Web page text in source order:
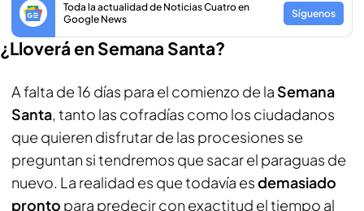
Toda la actualidad de Noticias Cuatro en
Google News
Síguenos
¿Lloverá en Semana Santa?
A falta de 16 días para el comienzo de la Semana
Santa, tanto las cofradías como los ciudadanos
que quieren disfrutar de las procesiones se
preguntan si tendremos que sacar el paraguas de
nuevo. La realidad es que todavía esdemasiado
pronto para predecir con exactitud el tiempo al